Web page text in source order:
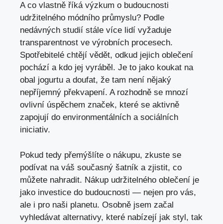
A co vlastně říká výzkum o budoucnosti
udržitelného módního průmyslu? Podle
nedávných studií stále více lidí vyžaduje
transparentnost ve výrobních procesech.
Spotřebitelé chtějí vědět, odkud jejich oblečení
pochází a kdo jej vyráběl. Je to jako koukat na
obal jogurtu a doufat, že tam není nějaký
nepříjemný překvapení. A rozhodně se mnozí
ovlivní úspěchem značek, které se aktivně
zapojují do environmentálních a sociálních
iniciativ.
Pokud tedy přemýšlíte o nákupu, zkuste se
podívat na váš současný šatník a zjistit, co
můžete nahradit. Nákup udržitelného oblečení je
jako investice do budoucnosti — nejen pro vás,
ale i pro naši planetu. Osobně jsem začal
vyhledávat alternativy, které nabízejí jak styl, tak